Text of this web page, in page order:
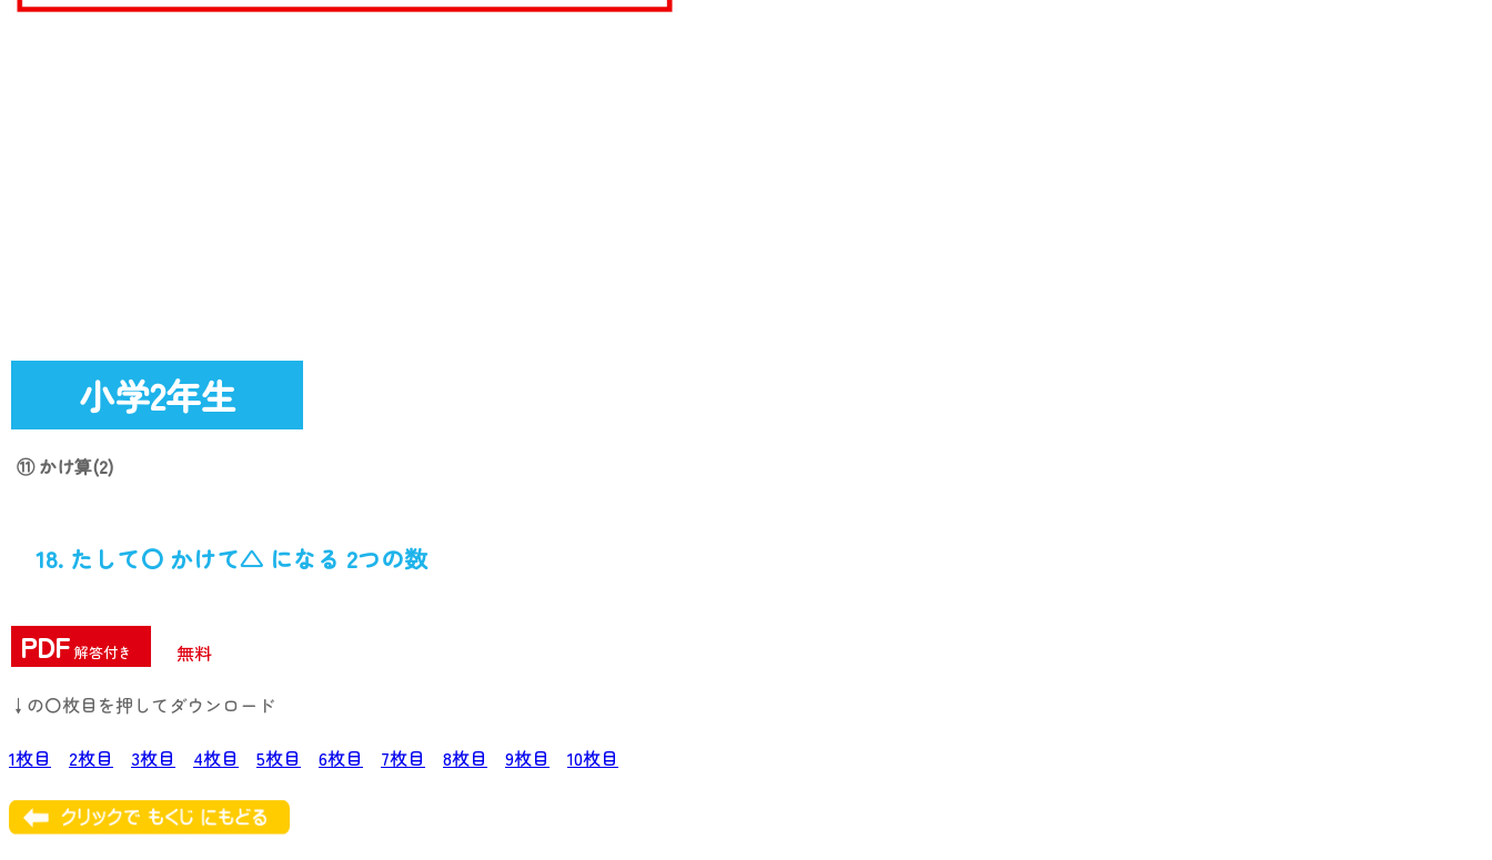
小学2年生
⑪ かけ算(2)
18. たして〇 かけて△ になる 2つの数
PDF 解答付き
無料
↓の〇枚目を押してダウンロード
1枚目
2枚目 3枚目 4枚目 5枚目 6枚目 7枚目 8枚目 9枚目 10枚目